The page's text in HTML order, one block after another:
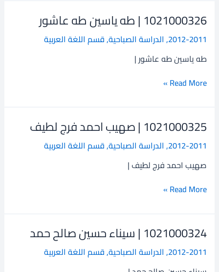
1021000326 | طه ياسين طه عاشور
2012-2011
, الدراسة الصباحية,قسم اللغة العربية
طه ياسين طه عاشور |
1021000326
طه
ياسين
طه
عاشور
Read More »
1021000325 | صهيب احمد فرج لطيف
2012-2011
, الدراسة الصباحية,قسم اللغة العربية
صهيب احمد فرج لطيف |
1021000325
صهيب
احمد
فرج
لطيف
Read More »
1021000324 | سيناء حسين صالح حمد
2012-2011
, الدراسة الصباحية,قسم اللغة العربية
1021000324
سيناء
حسين